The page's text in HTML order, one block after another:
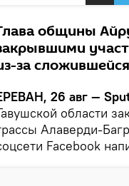
общины
за
26 авг —
области
Алаверди-
Facebook